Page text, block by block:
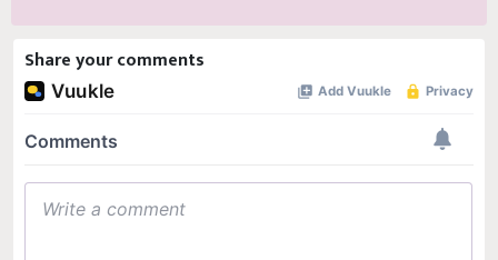
Share your comments